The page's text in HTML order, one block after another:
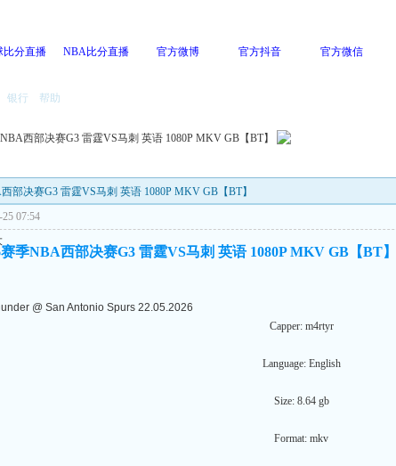
比分直播 NBA比分直播 官方微博 官方抖音 官方微信
银行 帮助
西部决赛G3 雷霆VS马刺 英语 1080P MKV GB【BT】
部决赛G3 雷霆VS马刺 英语 1080P MKV GB【BT】
07:54
季NBA西部决赛G3 雷霆VS马刺 英语 1080P MKV GB【BT】
@ San Antonio Spurs 22.05.2026
Capper: m4rtyr
Language: English
Size: 8.64 gb
Format: mkv